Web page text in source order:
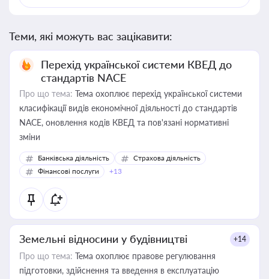
Теми, які можуть вас зацікавити:
Перехід української системи КВЕД до
стандартів NACE
Про що тема: Тема охоплює перехід української системи
класифікації видів економічної діяльності до стандартів
NACE, оновлення кодів КВЕД та пов'язані нормативні
зміни
Банківська діяльність
Страхова діяльність
Фінансові послуги
+13
Земельні відносини у будівництві +14
Про що тема: Тема охоплює правове регулювання
підготовки, здійснення та введення в експлуатацію